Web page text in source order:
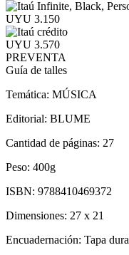
UYU 3.150
UYU 3.570
PREVENTA
Guía de talles
Temática: MÚSICA
Editorial: BLUME
Cantidad de páginas: 27
Peso: 400g
ISBN: 9788410469372
Dimensiones: 27 x 21
Encuadernación: Tapa dura